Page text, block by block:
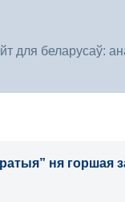
беларусаў:
ня горшая